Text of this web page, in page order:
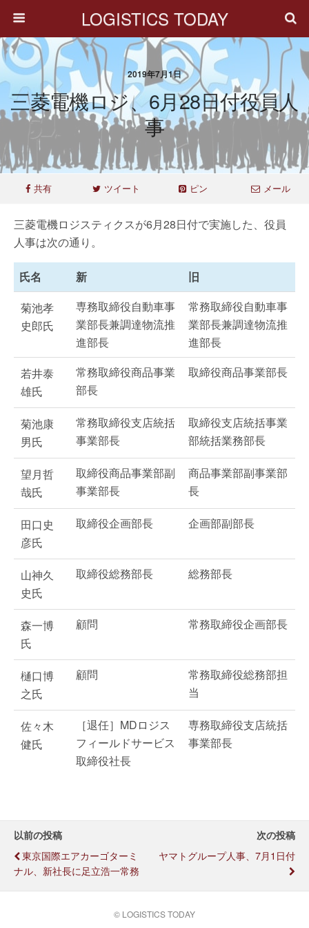
LOGISTICS TODAY
2019年7月1日
三菱電機ロジ、6月28日付役員人
事
共有 ツイート ピン メール
三菱電機ロジスティクスが6月28日付で実施した、役員
人事は次の通り。
氏名 新
旧
菊池孝
史郎氏
専務取締役自動車事
業部長兼調達物流推
進部長
常務取締役自動車事
業部長兼調達物流推
進部長
若井泰
雄氏
常務取締役商品事業
部長
取締役商品事業部長
菊池康
男氏
常務取締役支店統括
事業部長
取締役支店統括事業
部統括業務部長
望月哲
哉氏
取締役商品事業部副
事業部長
商品事業部副事業部
長
田口史
彦氏
取締役企画部長 企画部副部長
山神久
史氏
取締役総務部長 総務部長
森一博
氏
顧問 常務取締役企画部長
樋口博
之氏
顧問
常務取締役総務部担
当
佐々木
健氏
［退任］MDロジス
フィールドサービス
取締役社長
専務取締役支店統括
事業部長
以前の投稿
東京国際エアカーゴターミ
ナル、新社長に足立浩一常務
次の投稿
ヤマトグループ人事、7月1日付
© LOGISTICS TODAY